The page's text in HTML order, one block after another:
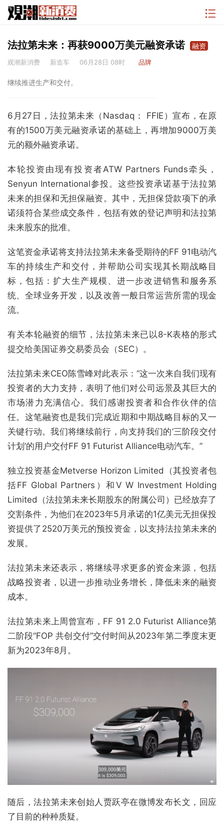
法拉第未来：再获9000万美元融资承诺 融资
观潮新消费 新造车 06月28日 08时 品牌
继续推进生产和交付。
6月27日，法拉第未来（Nasdaq： FFIE）宣布，在原
有的1500万美元融资承诺的基础上，再增加9000万美
元的额外融资承诺。
本轮投资由现有投资者ATW Partners Funds牵头，
Senyun International参投。这些投资承诺基于法拉第
未来的担保和无担保融资。其中，无担保贷款项下的承
诺须符合某些成交条件，包括有效的登记声明和法拉第
未来股东的批准。
这笔资金承诺将支持法拉第未来备受期待的FF 91电动汽
车的持续生产和交付，并帮助公司实现其长期战略目
标，包括：扩大生产规模、进一步改进销售和服务系
统、全球业务开发，以及改善一般日常运营所需的现金
流。
有关本轮融资的细节，法拉第未来已以8-K表格的形式
提交给美国证券交易委员会（SEC）。
法拉第未来CEO陈雪峰对此表示：“这一次来自我们现有
投资者的大力支持，表明了他们对公司远景及其巨大的
市场潜力充满信心。我们感谢投资者和合作伙伴的信
任。这笔融资也是我们完成近期和中期战略目标的又一
关键行动。我们将继续前行，向支持我们的‘三阶段交付
计划’的用户交付FF 91 Futurist Alliance电动汽车。”
独立投资基金Metverse Horizon Limited（其投资者包
括FF Global Partners）和V W Investment Holding
Limited（法拉第未来长期股东的附属公司）已经放弃了
交割条件，为他们在2023年5月承诺的1亿美元无担保投
资提供了2520万美元的预投资金，以支持法拉第未来的
发展。
法拉第未来还表示，将继续寻求更多的资金来源，包括
战略投资者，以进一步推动业务增长，降低未来的融资
成本。
法拉第未来上周曾宣布，FF 91 2.0 Futurist Alliance第
二阶段“FOP 共创交付”交付时间从2023年第二季度末更
新为2023年8月。
随后，法拉第未来创始人贾跃亭在微博发布长文，回应
了目前的种种质疑。